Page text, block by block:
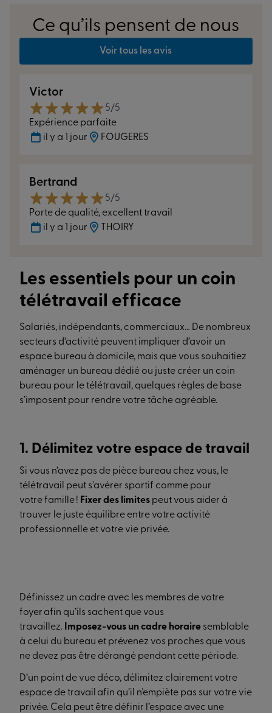
Ce qu’ils pensent de nous
Voir tous les avis
Victor
5/5
Expérience parfaite
il y a 1 jour
FOUGERES
Bertrand
5/5
Porte de qualité, excellent travail
il y a 1 jour
THOIRY
Les essentiels pour un coin
télétravail efficace
Salariés, indépendants, commerciaux… De nombreux
secteurs d’activité peuvent impliquer d’avoir un
espace bureau à domicile, mais que vous souhaitiez
aménager un bureau dédié ou juste créer un coin
bureau pour le télétravail, quelques règles de base
s’imposent pour rendre votre tâche agréable.
1. Délimitez votre espace de travail
Si vous n’avez pas de pièce bureau chez vous, le
télétravail peut s’avérer sportif comme pour
votre famille ! Fixer des limites peut vous aider à
trouver le juste équilibre entre votre activité
professionnelle et votre vie privée.
Définissez un cadre avec les membres de votre
foyer afin qu’ils sachent que vous
travaillez. Imposez-vous un cadre horaire semblable
à celui du bureau et prévenez vos proches que vous
ne devez pas être dérangé pendant cette période.
D’un point de vue déco, délimitez clairement votre
espace de travail afin qu’il n’empiète pas sur votre vie
privée. Cela peut être définir l’espace avec une